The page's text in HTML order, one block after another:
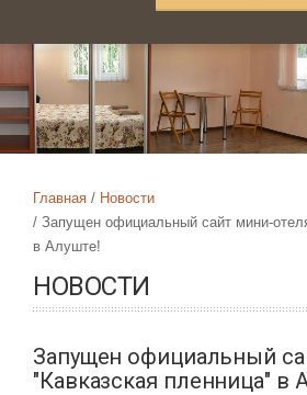
Главная
Новости
Запущен официальный сайт мини-
в Алуште!
НОВОСТИ
Запущен официальный
"Кавказская пленница" в